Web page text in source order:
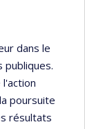
dans le
publiques.
poursuite
résultats